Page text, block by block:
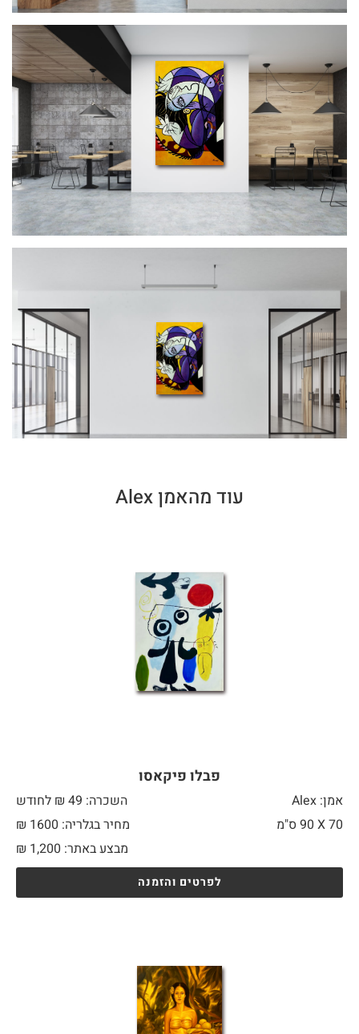
עוד מהאמן Alex
פבלו פיקאסו
אמן: Alex
השכרה: 49 ₪ לחודש
70 X
מחיר בגלריה: 1600 ₪
מבצע באתר:
₪ 1,200
לפרטים והזמנה